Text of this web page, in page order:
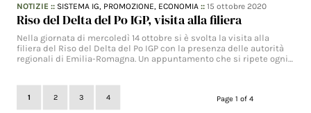
NOTIZIE :: SISTEMA IG, PROMOZIONE, ECONOMIA ::15 ottobre 2020
Riso del Delta del Po IGP, visita alla filiera
Nella giornata di mercoledì 14 ottobre si è svolta la visita alla
filiera del Riso del Delta del Po IGP con la presenza delle autorità
regionali di Emilia-Romagna. Un appuntamento che si ripete ogni…
Page 1 of 4
1 2 3 4